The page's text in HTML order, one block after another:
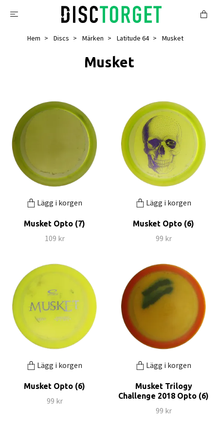
Hem Discs Märken Latitude 64 Musket
Musket
Lägg i korgen
Musket Opto (7)
109 kr
Lägg i korgen
Musket Opto (6)
99 kr
Lägg i korgen
Musket Opto (6)
99 kr
Lägg i korgen
Musket Trilogy
Challenge 2018 Opto (6)
99 kr